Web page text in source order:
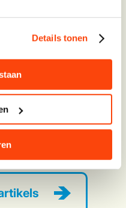
Details tonen
Settings
Enter